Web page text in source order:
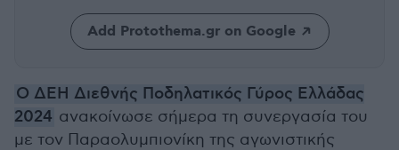
Add Protothema.gr on Google
Ο ΔΕΗ Διεθνής Ποδηλατικός Γύρος Ελλάδας
2024 ανακοίνωσε σήμερα τη συνεργασία του
με τον Παραολυμπιονίκη της αγωνιστικής